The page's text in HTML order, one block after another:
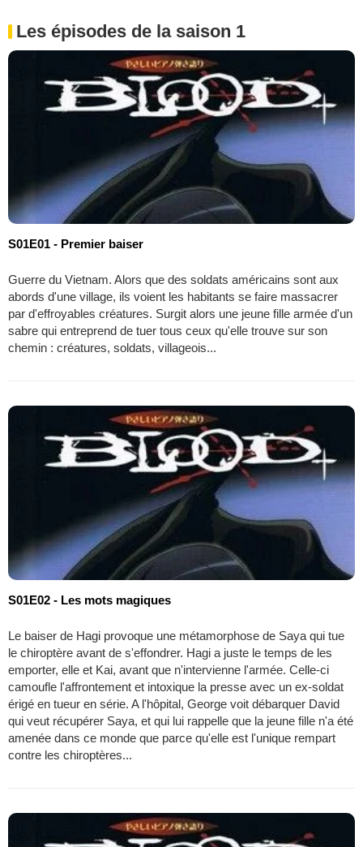
Les épisodes de la saison 1
S01E01 - Premier baiser
Guerre du Vietnam. Alors que des soldats américains sont aux
abords d'une village, ils voient les habitants se faire massacrer
par d'effroyables créatures. Surgit alors une jeune fille armée d'un
sabre qui entreprend de tuer tous ceux qu'elle trouve sur son
chemin : créatures, soldats, villageois...
S01E02 - Les mots magiques
Le baiser de Hagi provoque une métamorphose de Saya qui tue
le chiroptère avant de s'effondrer. Hagi a juste le temps de les
emporter, elle et Kai, avant que n'intervienne l'armée. Celle-ci
camoufle l'affrontement et intoxique la presse avec un ex-soldat
érigé en tueur en série. A l'hôpital, George voit débarquer David
qui veut récupérer Saya, et qui lui rappelle que la jeune fille n'a été
amenée dans ce monde que parce qu'elle est l'unique rempart
contre les chiroptères...